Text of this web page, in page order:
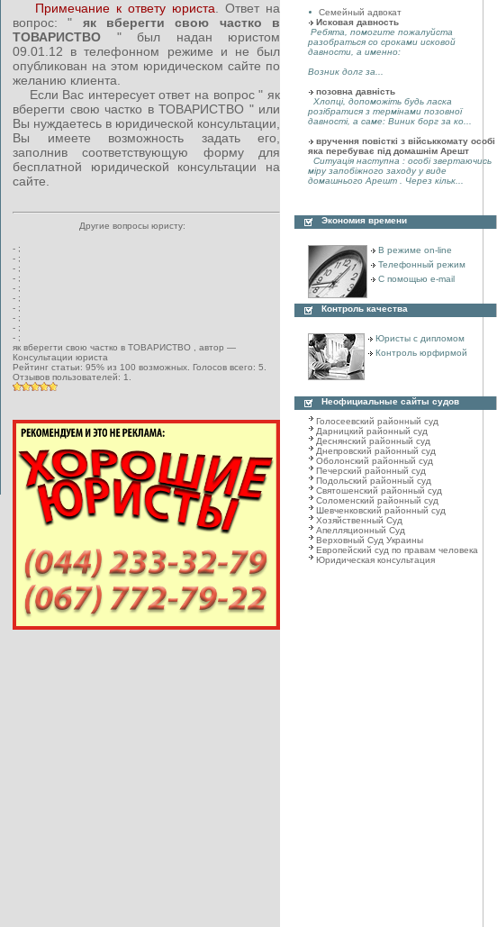
Примечание к ответу юриста. Ответ на
вопрос: " як вберегти свою частко в
ТОВАРИСТВО " был надан юристом
09.01.12 в телефонном режиме и не был
опубликован на этом юридическом сайте по
желанию клиента.
Если Вас интересует ответ на вопрос " як
вберегти свою частко в ТОВАРИСТВО " или
Вы нуждаетесь в юридической консультации,
Вы имеете возможность задать его,
заполнив соответствующую форму для
бесплатной юридической консультации на
сайте.
Другие вопросы юристу:
- ;
- ;
- ;
- ;
- ;
- ;
- ;
- ;
- ;
- ;
як вберегти свою частко в ТОВАРИСТВО , автор —
Консультации юриста
Рейтинг статьи: 95% из 100 возможных. Голосов всего: 5.
Отзывов пользователей: 1.
Семейный адвокат
Исковая давность
Ребята, помогите пожалуйста
разобраться со сроками исковой
давности, а именно:
Возник долг за...
позовна давність
Хлопці, допоможіть будь ласка
розібратися з термінами позовної
давності, а саме: Виник борг за ко...
вручення повісткі з військкомату особі ,
яка перебуває під домашнім Арешт
Ситуація наступна : особі звертаючись
міру запобіжного заходу у виде
домашнього Арешт . Через кільк...
Экономия времени
В режиме on-line
Телефонный режим
С помощью e-mail
Контроль качества
Юристы с дипломом
Контроль юрфирмой
Неофициальные сайты судов
Голосеевский районный cуд
Дарницкий районный cуд
Деснянский районный cуд
Днепровский районный cуд
Оболонский районный суд
Печерский районный cуд
Подольский районный cуд
Святошенский районный cуд
Соломенский районный cуд
Шевченковский районный cуд
Хозяйственный Суд
Апелляционный Суд
Верховный Суд Украины
Европейский суд по правам человека
Юридическая консультация